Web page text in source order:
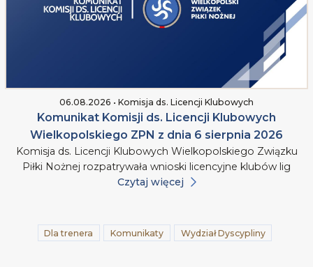
06.08.2026 • Komisja ds. Licencji Klubowych
Komunikat Komisji ds. Licencji Klubowych
Wielkopolskiego ZPN z dnia 6 sierpnia 2026
Komisja ds. Licencji Klubowych Wielkopolskiego Związku
Piłki Nożnej rozpatrywała wnioski licencyjne klubów lig
Czytaj więcej
Dla trenera Komunikaty Wydział Dyscypliny